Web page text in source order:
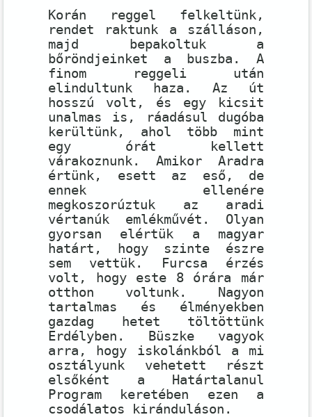
Korán reggel felkeltünk,
rendet raktunk a szálláson,
majd bepakoltuk a
bőröndjeinket a buszba. A
finom reggeli után
elindultunk haza. Az út
hosszú volt, és egy kicsit
unalmas is, ráadásul dugóba
kerültünk, ahol több mint
egy órát kellett
várakoznunk. Amikor Aradra
értünk, esett az eső, de
ennek ellenére
megkoszorúztuk az aradi
vértanúk emlékművét. Olyan
gyorsan elértük a magyar
határt, hogy szinte észre
sem vettük. Furcsa érzés
volt, hogy este 8 órára már
otthon voltunk. Nagyon
tartalmas és élményekben
gazdag hetet töltöttünk
Erdélyben. Büszke vagyok
arra, hogy iskolánkból a mi
osztályunk vehetett részt
elsőként a Határtalanul
Program keretében ezen a
csodálatos kiránduláson.